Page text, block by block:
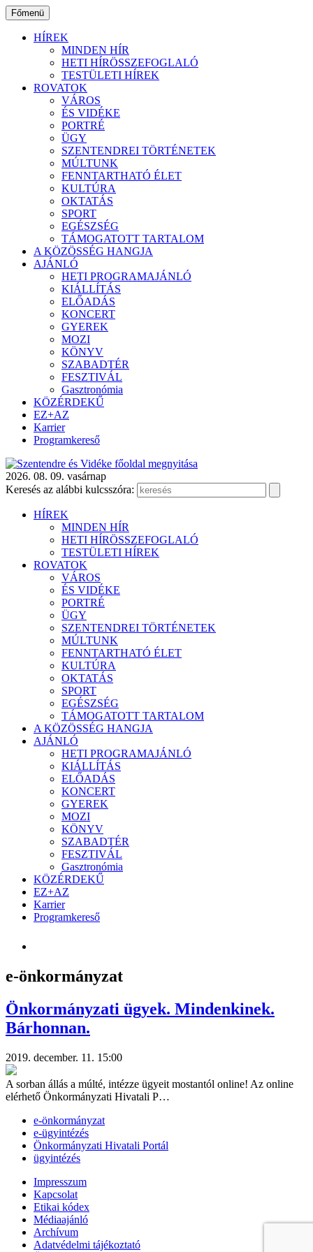
Ugrás
a
tartalomhoz
Főmenü
HÍREK
MINDEN HÍR
HETI HÍRÖSSZEFOGLALÓ
TESTÜLETI HÍREK
ROVATOK
VÁROS
ÉS VIDÉKE
PORTRÉ
ÜGY
SZENTENDREI TÖRTÉNETEK
MÚLTUNK
FENNTARTHATÓ ÉLET
KULTÚRA
OKTATÁS
SPORT
EGÉSZSÉG
TÁMOGATOTT TARTALOM
A KÖZÖSSÉG HANGJA
AJÁNLÓ
HETI PROGRAMAJÁNLÓ
KIÁLLÍTÁS
ELŐADÁS
KONCERT
GYEREK
MOZI
KÖNYV
SZABADTÉR
FESZTIVÁL
Gasztronómia
KÖZÉRDEKŰ
EZ+AZ
Karrier
Programkereső
2026. 08. 09. vasárnap
Keresés az alábbi kulcsszóra:
HÍREK
MINDEN HÍR
HETI HÍRÖSSZEFOGLALÓ
TESTÜLETI HÍREK
ROVATOK
VÁROS
ÉS VIDÉKE
PORTRÉ
ÜGY
SZENTENDREI TÖRTÉNETEK
MÚLTUNK
FENNTARTHATÓ ÉLET
KULTÚRA
OKTATÁS
SPORT
EGÉSZSÉG
TÁMOGATOTT TARTALOM
A KÖZÖSSÉG HANGJA
AJÁNLÓ
HETI PROGRAMAJÁNLÓ
KIÁLLÍTÁS
ELŐADÁS
KONCERT
GYEREK
MOZI
KÖNYV
SZABADTÉR
FESZTIVÁL
Gasztronómia
KÖZÉRDEKŰ
EZ+AZ
Karrier
Programkereső
e-önkormányzat
Önkormányzati ügyek. Mindenkinek.
Bárhonnan.
2019. december. 11. 15:00
A sorban állás a múlté, intézze ügyeit mostantól online! Az online
elérhető Önkormányzati Hivatali P…
e-önkormányzat
e-ügyintézés
Önkormányzati Hivatali Portál
ügyintézés
Impresszum
Kapcsolat
Etikai kódex
Médiaajánló
Archívum
Adatvédelmi tájékoztató